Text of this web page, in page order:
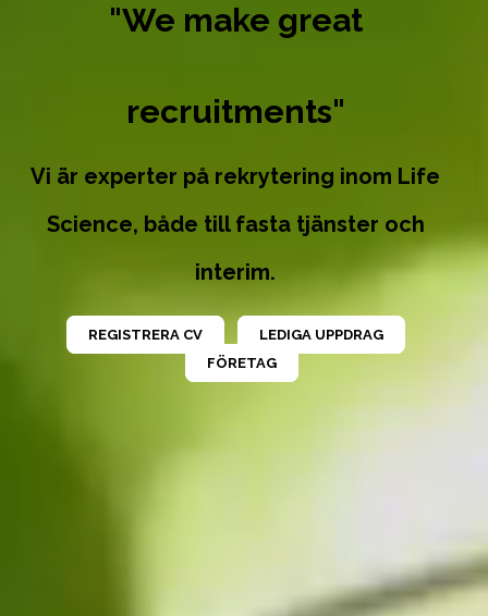
"We make great
recruitments"
Vi är experter på rekrytering inom Life
Science, både till fasta tjänster och
interim.
REGISTRERA CV
LEDIGA UPPDRAG
FÖRETAG